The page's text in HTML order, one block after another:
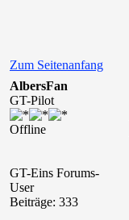
Zum Seitenanfang
AlbersFan
GT-Pilot
Offline
GT-Eins Forums-
User
Beiträge: 333